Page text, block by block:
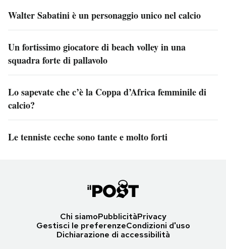
Walter Sabatini è un personaggio unico nel calcio
Un fortissimo giocatore di beach volley in una
squadra forte di pallavolo
Lo sapevate che c’è la Coppa d’Africa femminile di
calcio?
Le tenniste ceche sono tante e molto forti
Chi siamoPubblicitàPrivacy
Gestisci le preferenzeCondizioni d'uso
Dichiarazione di accessibilità